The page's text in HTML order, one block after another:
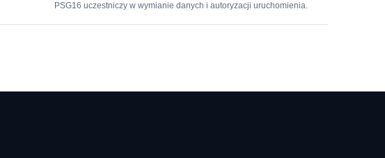
PSG16 uczestniczy w wymianie danych i autoryzacji uruchomienia.